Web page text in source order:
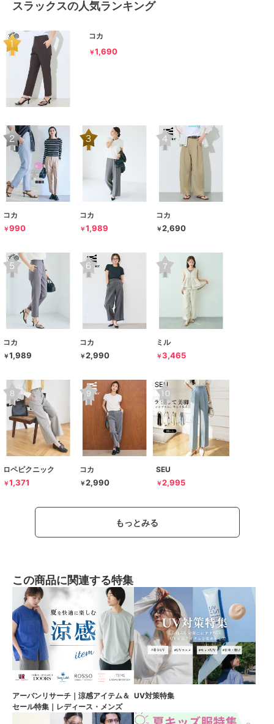
スラックスの人気ランキング
コカ
￥1,690
コカ
￥990
コカ
￥1,989
コカ
￥2,690
コカ
￥1,989
コカ
￥2,990
ミル
￥3,465
ロペピクニック
￥1,371
コカ
￥2,990
SEU
￥2,995
もっとみる
この商品に関連する特集
アーバンリサーチ｜涼感アイテム＆
セール特集｜レディース・メンズ
UV対策特集